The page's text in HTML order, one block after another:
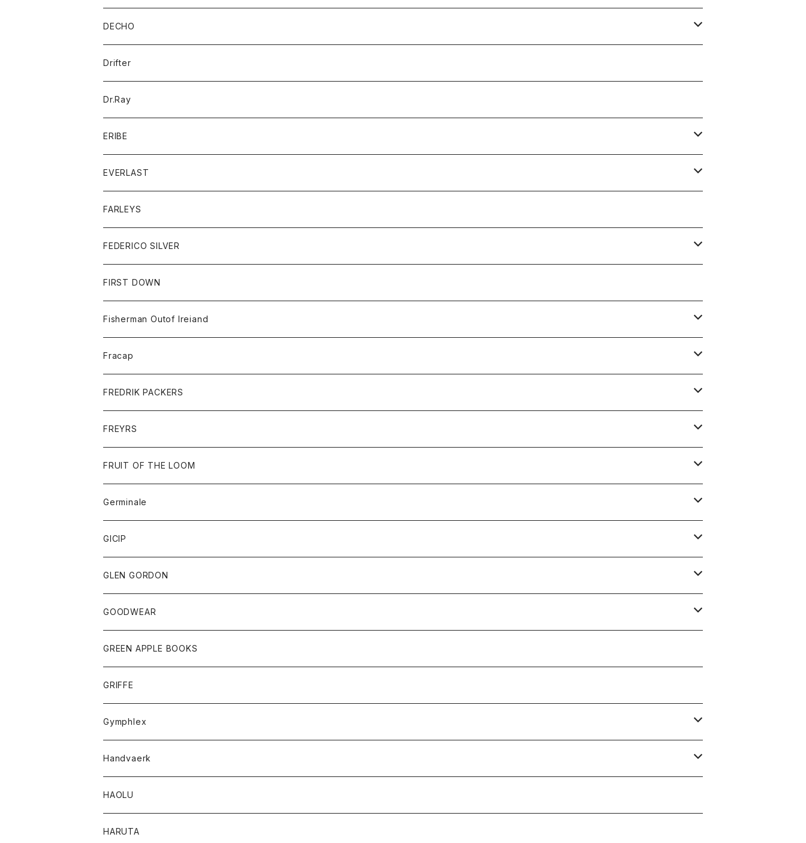
Tシャツ
パーカー
カードケース
バッグ
アウター
コート
ジャケット
アクセサリー
バッグ
キッズ
シャツ
Tシャツ
グッズ
帽子
トップス
シャツ
セーター
ボトム
ショートパンツ
パンツ
レディース
コート
ジャケット
Tシャツ
ボトム
DECHO
帽子
Drifter
Dr.Ray
ERIBE
ニット
EVERLAST
トップス
ジャケット
スエットシャツ
ボトム
スエットパンツ
グッズ
帽子
FARLEYS
FEDERICO SILVER
アクセサリー
FIRST DOWN
Fisherman Outof Ireiand
ニット
Fracap
グッズ
靴
FREDRIK PACKERS
アクセサリー
バッグ
FREYRS
サングラス
FRUIT OF THE LOOM
アウター
パーカー
グッズ
ネクタイ
チーフ
トップス
シャツ
タンクトップ
ボトム
ショートパンツ
スカート
レディース
スカート
Tシャツ
Germinale
靴
サンダル
GICIP
トップス
Tシャツ
GLEN GORDON
グッズ
手袋
GOODWEAR
トップス
Tシャツ
GREEN APPLE BOOKS
GRIFFE
Gymphlex
アウター
カーディガン
コート
トップス
シャツ
レディース
Handvaerk
トップス
Tシャツ
HAOLU
HARUTA